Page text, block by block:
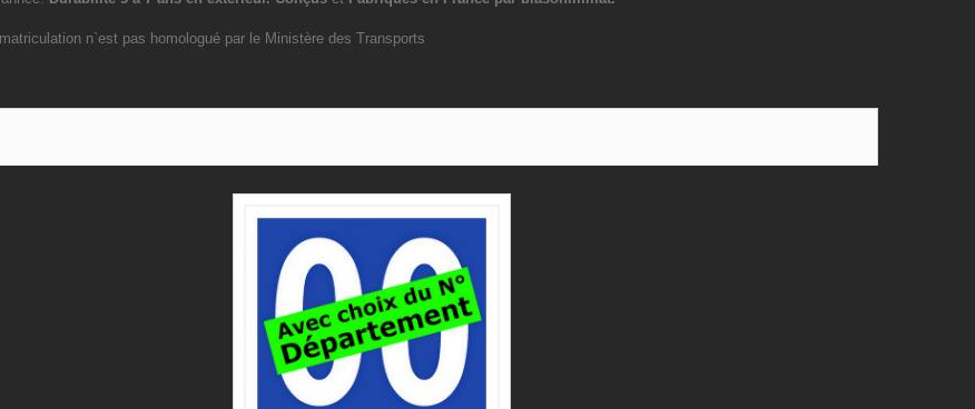
n`est pas homologué par le Ministère des Transports